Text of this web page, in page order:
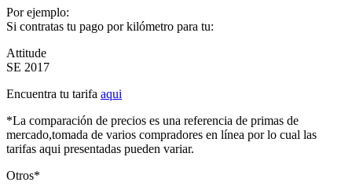
Por ejemplo:
Si contratas tu pago por kilómetro para tu:
Attitude
SE 2017
Encuentra tu tarifa aqui
*La comparación de precios es una referencia de primas de
mercado,tomada de varios compradores en línea por lo cual las
tarifas aqui presentadas pueden variar.
Otros*